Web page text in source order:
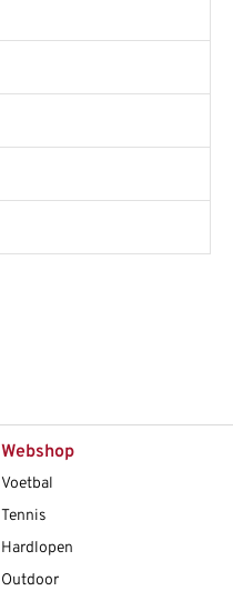
Webshop
Voetbal
Tennis
Hardlopen
Outdoor